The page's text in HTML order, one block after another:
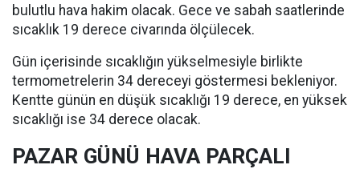
bulutlu hava hakim olacak. Gece ve sabah saatlerinde
sıcaklık 19 derece civarında ölçülecek.
Gün içerisinde sıcaklığın yükselmesiyle birlikte
termometrelerin 34 dereceyi göstermesi bekleniyor.
Kentte günün en düşük sıcaklığı 19 derece, en yüksek
sıcaklığı ise 34 derece olacak.
PAZAR GÜNÜ HAVA PARÇALI